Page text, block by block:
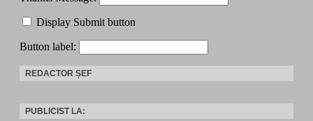
Display Submit button
Button label:
REDACTOR ȘEF
PUBLICIST LA: